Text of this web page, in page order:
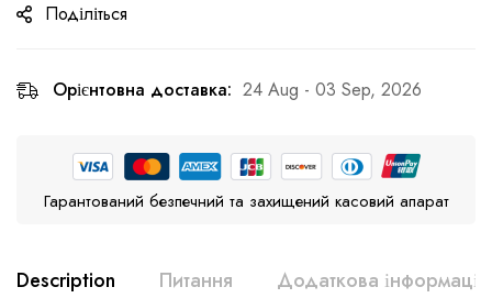
Поділіться
Орієнтовна доставка: 24 Aug - 03 Sep, 2026
Гарантований безпечний та захищений касовий апарат
Description Питання Додаткова інформація